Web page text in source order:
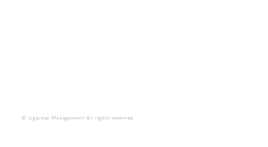
© Ligareaz Management All rights reserved.